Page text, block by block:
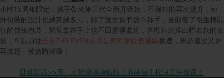
小將15周年限定，攜手帶來第三代全新升級款，不僅功能再次提升，連
外包裝的設計也越來越多元，除了讓女孩們愛不釋手，更顛覆了衛生棉以
往的傳統包裝，就算拿在手上也不回覺得尷尬，喜歡這次推出聯名款的女
孩，可以前往 全台7-ELEVEN及康是美獨家販售通路挑選，想必這次又會
再掀起一波搶購潮囉！
延伸閱讀>>用一次就變娘娘鐵粉！抑菌衛生棉涼度任你選！